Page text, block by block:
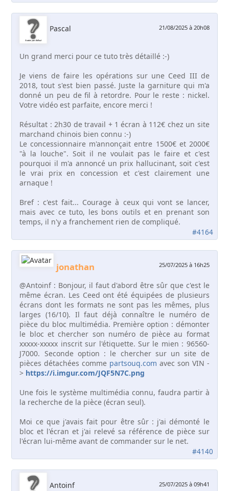
Pascal
#4164
21/08/2025 à 20h08
Un grand merci pour ce tuto très détaillé :-)
Je viens de faire les opérations sur une Ceed III de
2018, tout s'est bien passé. Juste la garniture qui m'a
donné un peu de fil à retordre. Pour le reste : nickel.
Votre vidéo est parfaite, encore merci !
Résultat : 2h30 de travail + 1 écran à 112€ chez un site
marchand chinois bien connu :-)
Le concessionnaire m'annonçait entre 1500€ et 2000€
"à la louche". Soit il ne voulait pas le faire et c'est
pourquoi il m'a annoncé un prix hallucinant, soit c'est
le vrai prix en concession et c'est clairement une
arnaque !
Bref : c'est fait... Courage à ceux qui vont se lancer,
mais avec ce tuto, les bons outils et en prenant son
temps, il n'y a franchement rien de compliqué.
jonathan
#4140
25/07/2025 à 16h25
@Antoinf : Bonjour, il faut d'abord être sûr que c'est le
même écran. Les Ceed ont été équipées de plusieurs
écrans dont les formats ne sont pas les mêmes, plus
larges (16/10). Il faut déjà connaître le numéro de
pièce du bloc multimédia. Première option : démonter
le bloc et chercher son numéro de pièce au format
xxxxx-xxxxx inscrit sur l'étiquette. Sur le mien : 96560-
J7000. Seconde option : le chercher sur un site de
pièces détachées comme partsouq.com avec son VIN -
> https://i.imgur.com/JQF5N7C.png
Une fois le système multimédia connu, faudra partir à
la recherche de la pièce (écran seul).
Moi ce que j'avais fait pour être sûr : j'ai démonté le
bloc et l'écran et j'ai relevé sa référence de pièce sur
l'écran lui-même avant de commander sur le net.
Antoinf 25/07/2025 à 09h41